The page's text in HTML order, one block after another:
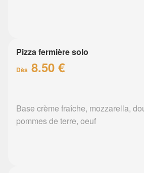
Pizza fermière solo
Dès 8.50 €
Base crème fraîche, mozzarella,
pommes de terre, oeuf